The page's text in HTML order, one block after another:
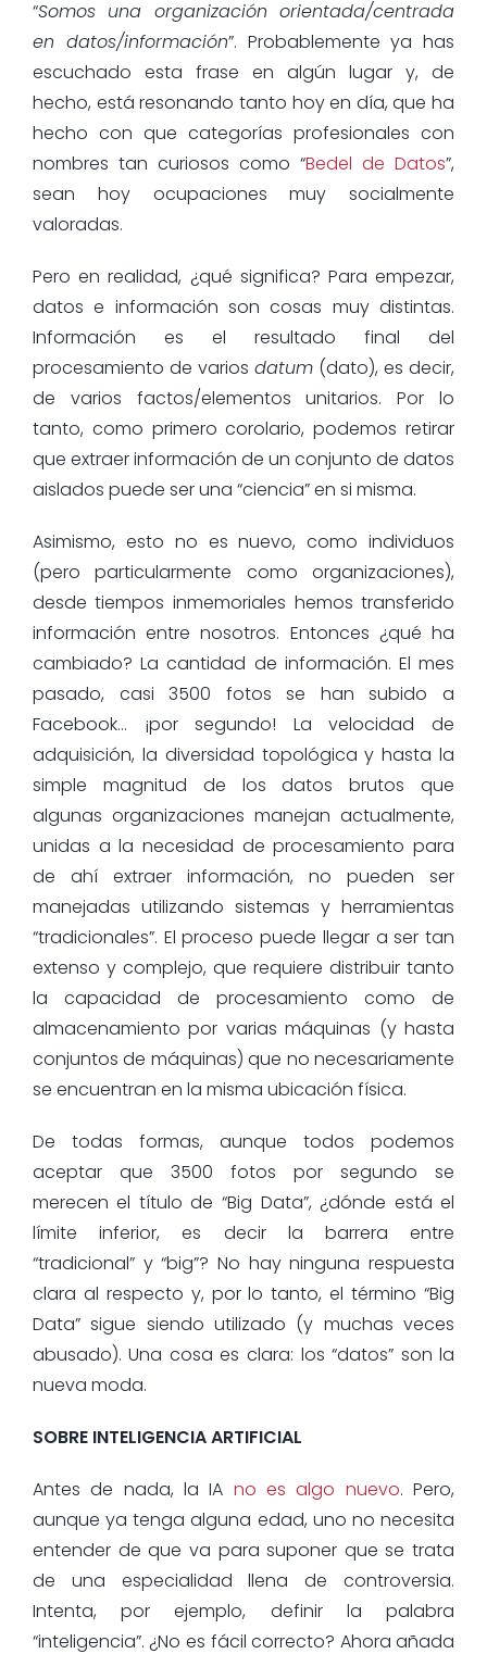
“Somos una organización orientada/centrada
en datos/información”. Probablemente ya has
escuchado esta frase en algún lugar y, de
hecho, está resonando tanto hoy en día, que ha
hecho con que categorías profesionales con
nombres tan curiosos como “Bedel de Datos”,
sean hoy ocupaciones muy socialmente
valoradas.
Pero en realidad, ¿qué significa? Para empezar,
datos e información son cosas muy distintas.
Información es el resultado final del
procesamiento de varios datum (dato), es decir,
de varios factos/elementos unitarios. Por lo
tanto, como primero corolario, podemos retirar
que extraer información de un conjunto de datos
aislados puede ser una “ciencia” en si misma.
Asimismo, esto no es nuevo, como individuos
(pero particularmente como organizaciones),
desde tiempos inmemoriales hemos transferido
información entre nosotros. Entonces ¿qué ha
cambiado? La cantidad de información. El mes
pasado, casi 3500 fotos se han subido a
Facebook… ¡por segundo! La velocidad de
adquisición, la diversidad topológica y hasta la
simple magnitud de los datos brutos que
algunas organizaciones manejan actualmente,
unidas a la necesidad de procesamiento para
de ahí extraer información, no pueden ser
manejadas utilizando sistemas y herramientas
“tradicionales”. El proceso puede llegar a ser tan
extenso y complejo, que requiere distribuir tanto
la capacidad de procesamiento como de
almacenamiento por varias máquinas (y hasta
conjuntos de máquinas) que no necesariamente
se encuentran en la misma ubicación física.
De todas formas, aunque todos podemos
aceptar que 3500 fotos por segundo se
merecen el título de “Big Data”, ¿dónde está el
límite inferior, es decir la barrera entre
“tradicional” y “big”? No hay ninguna respuesta
clara al respecto y, por lo tanto, el término “Big
Data” sigue siendo utilizado (y muchas veces
abusado). Una cosa es clara: los “datos” son la
nueva moda.
SOBRE INTELIGENCIA ARTIFICIAL
Antes de nada, la IA no es algo nuevo. Pero,
aunque ya tenga alguna edad, uno no necesita
entender de que va para suponer que se trata
de una especialidad llena de controversia.
Intenta, por ejemplo, definir la palabra
“inteligencia”. ¿No es fácil correcto? Ahora añada